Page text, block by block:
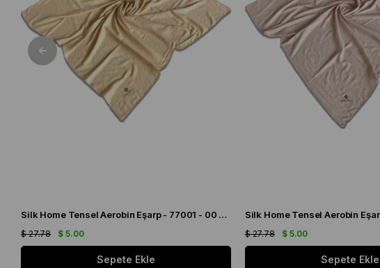
Silk Home Tensel Aerobin Eşarp - 77001 - 00 Açık Krem
$ 5.00
$ 27.78
Sepete Ekle
$ 5.00
$ 27.78
Sepete Ekle